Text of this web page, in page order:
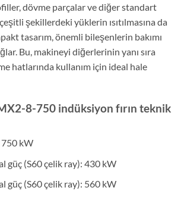
dövme parçalar ve diğer standart
şekillerdeki yüklerin ısıtılmasına da
tasarım, önemli bileşenlerin bakımı
Bu, makineyi diğerlerinin yanı sıra
hatlarında kullanım için ideal hale
8-750 indüksiyon fırın teknik
750 kW
güç (S60 çelik ray): 430 kW
güç (S60 çelik ray): 560 kW